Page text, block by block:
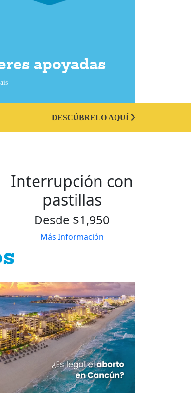
apoyadas
DESCÚBRELO AQUÍ
Interrupción con
pastillas
Desde $1,950
Más Información